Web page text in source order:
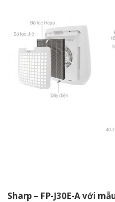
Sharp – FP-J30E-A với